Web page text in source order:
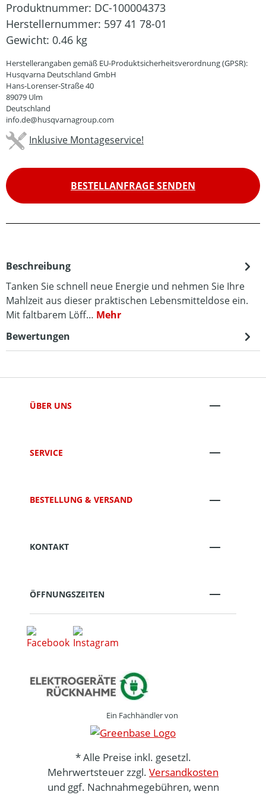
Produktnummer: DC-100004373
Herstellernummer: 597 41 78-01
Gewicht: 0.46 kg
Herstellerangaben gemäß EU-Produktsicherheitsverordnung (GPSR):
Husqvarna Deutschland GmbH
Hans-Lorenser-Straße 40
89079 Ulm
Deutschland
info.de@husqvarnagroup.com
Inklusive Montageservice!
BESTELLANFRAGE SENDEN
Beschreibung
Tanken Sie schnell neue Energie und nehmen Sie Ihre
Mahlzeit aus dieser praktischen Lebensmitteldose ein.
Mit faltbarem Löff… Mehr
Bewertungen
ÜBER UNS
SERVICE
BESTELLUNG & VERSAND
KONTAKT
ÖFFNUNGSZEITEN
Ein Fachhändler von
* Alle Preise inkl. gesetzl.
Mehrwertsteuer zzgl. Versandkosten
und ggf. Nachnahmegebühren, wenn